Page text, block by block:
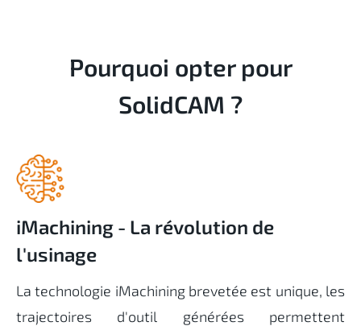
Pourquoi opter pour
SolidCAM ?
iMachining - La révolution de
l'usinage
La technologie iMachining brevetée est unique, les
trajectoires d'outil générées permettent